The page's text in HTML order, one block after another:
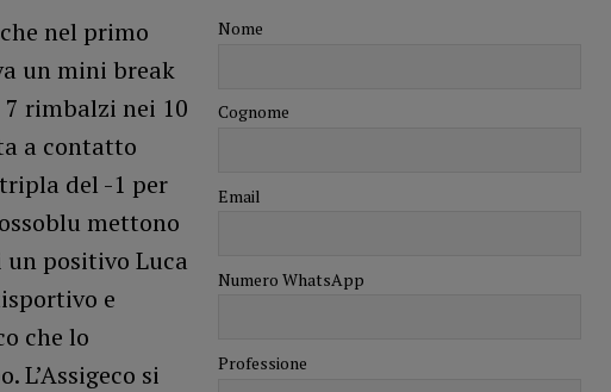
nel primo
un mini break
rimbalzi nei 10
a contatto
del -1 per
mettono
positivo Luca
e
che lo
L’Assigeco si
Nome
Cognome
Email
Numero WhatsApp
Professione